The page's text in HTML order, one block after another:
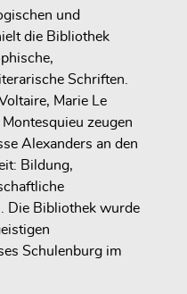
und
die Bibliothek
Schriften.
Marie Le
zeugen
Alexanders an den
Bildung,
Die Bibliothek wurde
Schulenburg im